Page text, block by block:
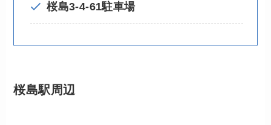
桜島3-4-61駐車場
桜島駅周辺